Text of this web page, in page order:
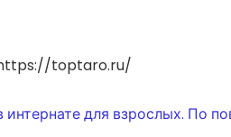
https://toptaro.ru/
для взрослых. По